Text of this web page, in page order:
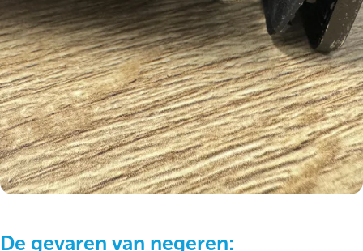
De gevaren van negeren: